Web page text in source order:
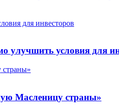
для инвесторов
улучшить условия для
страны»
Масленицу страны»